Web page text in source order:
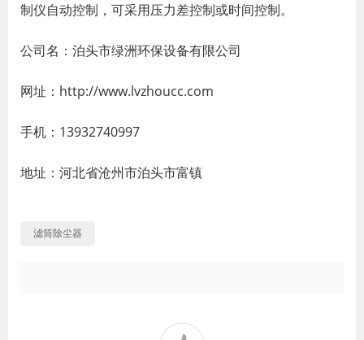
制仪自动控制，可采用压力差控制或时间控制。
公司名：泊头市绿洲环保设备有限公司
网址：http://www.lvzhoucc.com
手机：13932740997
地址：河北省沧州市泊头市富镇
滤筒除尘器